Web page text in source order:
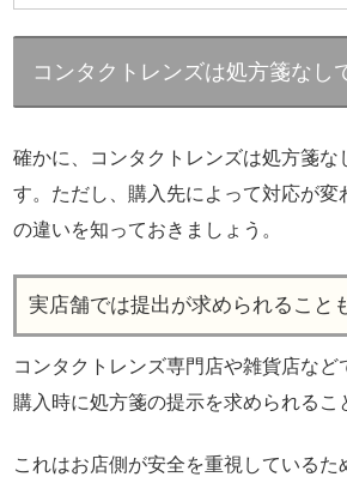
コンタクトレンズは処方箋なし
確かに、コンタクトレンズは処方箋な
す。ただし、購入先によって対応が変
の違いを知っておきましょう。
実店舗では提出が求められること
コンタクトレンズ専門店や雑貨店など
購入時に処方箋の提示を求められるこ
これはお店側が安全を重視しているた